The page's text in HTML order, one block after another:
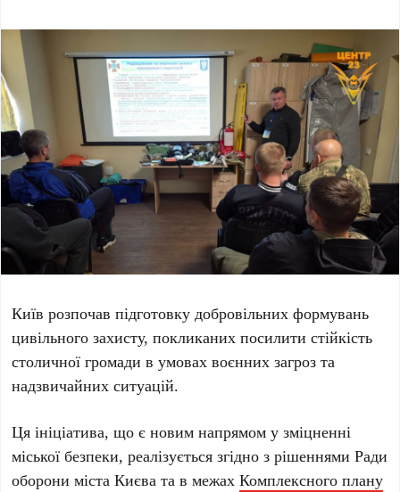
Київ розпочав підготовкудобровільних формувань
цивільного захисту, покликаних посилити стійкість
столичної громади в умовах воєнних загроз та
надзвичайних ситуацій.
Ця ініціатива, що є новим напрямом у зміцненні
міської безпеки, реалізується згідно з рішеннямиРади
оборони міста Києва та в межахКомплексного плану